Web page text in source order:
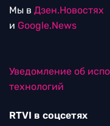
Мы в Дзен.Новостях
и Google.News
Уведомление об
технологий
RTVI в соцсетях